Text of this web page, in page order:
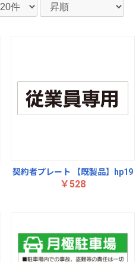
契約者プレート 【既製品】hp19
￥528